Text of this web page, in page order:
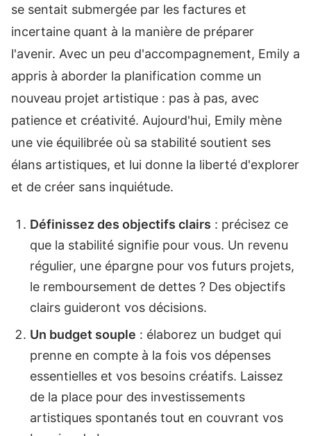
se sentait submergée par les factures et
incertaine quant à la manière de préparer
l'avenir. Avec un peu d'accompagnement, Emily a
appris à aborder la planification comme un
nouveau projet artistique : pas à pas, avec
patience et créativité. Aujourd'hui, Emily mène
une vie équilibrée où sa stabilité soutient ses
élans artistiques, et lui donne la liberté d'explorer
et de créer sans inquiétude.
Définissez des objectifs clairs : précisez ce
que la stabilité signifie pour vous. Un revenu
régulier, une épargne pour vos futurs projets,
le remboursement de dettes ? Des objectifs
clairs guideront vos décisions.
Un budget souple : élaborez un budget qui
prenne en compte à la fois vos dépenses
essentielles et vos besoins créatifs. Laissez
de la place pour des investissements
artistiques spontanés tout en couvrant vos